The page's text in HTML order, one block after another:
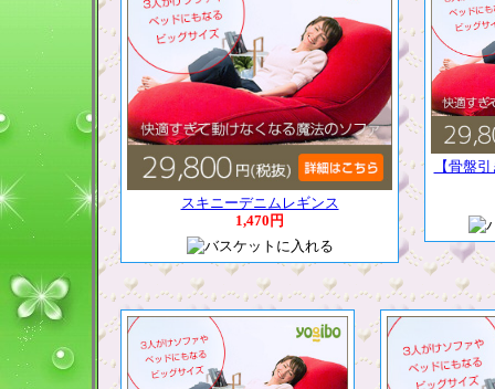
スキニーデニムレギンス
1,470円
【骨盤